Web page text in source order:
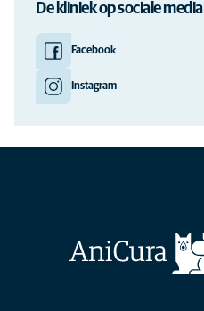
De kliniek op sociale media
Facebook
Instagram